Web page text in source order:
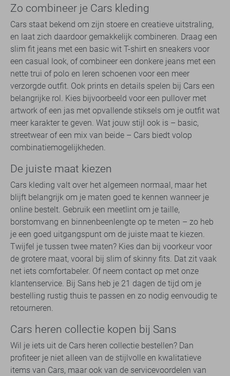
Zo combineer je Cars kleding
Cars staat bekend om zijn stoere en creatieve uitstraling,
en laat zich daardoor gemakkelijk combineren. Draag een
slim fit jeans met een basic wit T-shirt en sneakers voor
een casual look, of combineer een donkere jeans met een
nette trui of polo en leren schoenen voor een meer
verzorgde outfit. Ook prints en details spelen bij Cars een
belangrijke rol. Kies bijvoorbeeld voor een pullover met
artwork of een jas met opvallende stiksels om je outfit wat
meer karakter te geven. Wat jouw stijl ook is – basic,
streetwear of een mix van beide – Cars biedt volop
combinatiemogelijkheden.
De juiste maat kiezen
Cars kleding valt over het algemeen normaal, maar het
blijft belangrijk om je maten goed te kennen wanneer je
online bestelt. Gebruik een meetlint om je taille,
borstomvang en binnenbeenlengte op te meten – zo heb
je een goed uitgangspunt om de juiste maat te kiezen.
Twijfel je tussen twee maten? Kies dan bij voorkeur voor
de grotere maat, vooral bij slim of skinny fits. Dat zit vaak
net iets comfortabeler. Of neem contact op met onze
klantenservice. Bij Sans heb je 21 dagen de tijd om je
bestelling rustig thuis te passen en zo nodig eenvoudig te
retourneren.
Cars heren collectie kopen bij Sans
Wil je iets uit de Cars heren collectie bestellen? Dan
profiteer je niet alleen van de stijlvolle en kwalitatieve
items van Cars, maar ook van de servicevoordelen van